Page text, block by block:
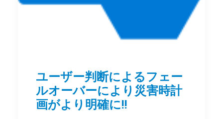
ユーザー判断によるフェー
ルオーバーにより災害時計
画がより明確に!!